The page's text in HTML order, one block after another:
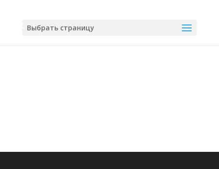
Выбрать страницу